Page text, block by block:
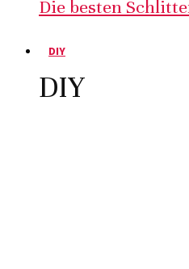
Die besten
DIY
DIY